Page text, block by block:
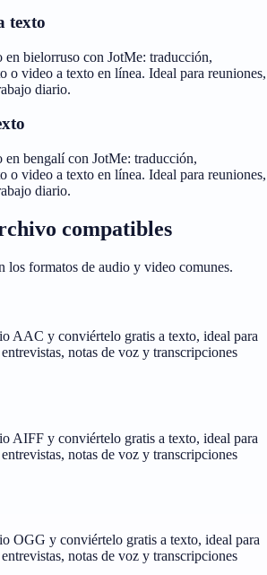
texto
en bielorruso con JotMe: traducción,
o video a texto en línea. Ideal para reuniones,
diario.
en bengalí con JotMe: traducción,
o video a texto en línea. Ideal para reuniones,
diario.
compatibles
los formatos de audio y video comunes.
AAC y conviértelo gratis a texto, ideal para
notas de voz y transcripciones
AIFF y conviértelo gratis a texto, ideal para
notas de voz y transcripciones
OGG y conviértelo gratis a texto, ideal para
notas de voz y transcripciones